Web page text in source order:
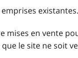
existantes.
mises en vente
le site ne soit